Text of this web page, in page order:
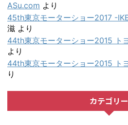
ASu.com より
45th東京モーターショー2017 -
滋 より
44th東京モーターショー2015 ト
より
44th東京モーターショー2015 ト
り
カテゴリー